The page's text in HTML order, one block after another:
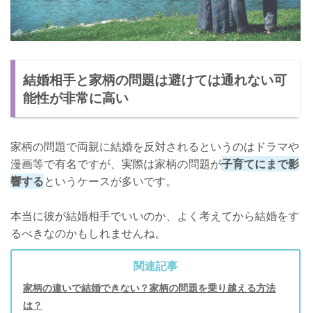
結婚相手と家柄の問題は避けては通れない可
能性が非常に高い
家柄の問題で両親に結婚を反対されるというのはドラマや
漫画等で有名ですが、実際は家柄の問題が子育てにまで影
響するというケースが多いです。
本当に彼が結婚相手でいいのか、よく考えてから結婚をす
るべきなのかもしれませんね。
関連記事
家柄の違いで結婚できない？家柄の問題を乗り越える方法
は？